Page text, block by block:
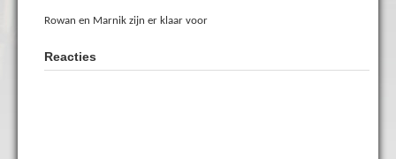
Rowan en Marnik zijn er klaar voor
Reacties